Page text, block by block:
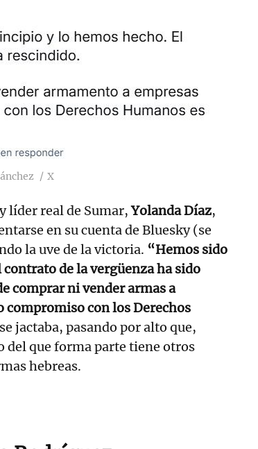
X
líder real de Sumar,Yolanda Díaz,
en su cuenta de Bluesky (se
la uve de la victoria. “Hemos sido
de la vergüenza ha sido
comprar ni vender armas a
compromiso con los Derechos
jactaba, pasando por alto que,
del que forma parte tiene otros
hebreas.